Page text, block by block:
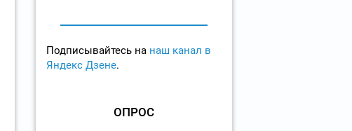
Подписывайтесь на наш канал в
Яндекс Дзене.
ОПРОС